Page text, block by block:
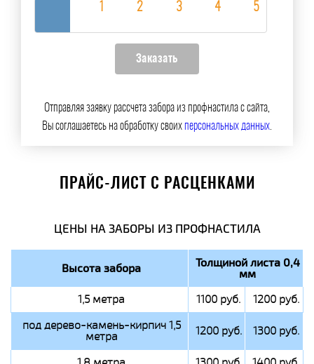
Отправляя заявку рассчета забора из профнастила с сайта,
Вы соглашаетесь на обработку своихперсональных данных.
ПРАЙС-ЛИСТ С РАСЦЕНКАМИ
ЦЕНЫ НА ЗАБОРЫ ИЗ ПРОФНАСТИЛА
Высота забора Толщиной листа 0,4
мм
1,5 метра 1100 руб.
1200 руб.
под дерево-камень-кирпич 1,5
метра 1200 руб. 1300 руб.